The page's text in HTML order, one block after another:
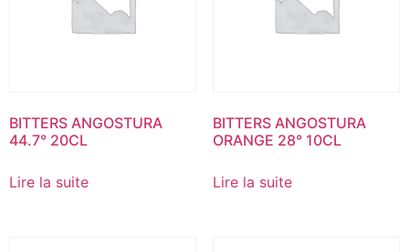
BITTERS ANGOSTURA
44.7° 20CL
Lire la suite
BITTERS ANGOSTURA
ORANGE 28° 10CL
Lire la suite